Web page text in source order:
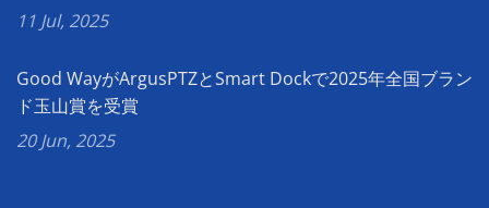
11 Jul, 2025
Good WayがArgusPTZとSmart Dockで2025年全国ブラン
ド玉山賞を受賞
20 Jun, 2025